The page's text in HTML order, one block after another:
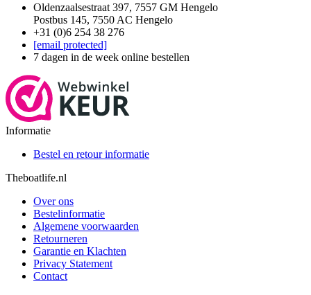
Oldenzaalsestraat 397, 7557 GM Hengelo
Postbus 145, 7550 AC Hengelo
+31 (0)6 254 38 276
[email protected]
7 dagen in de week online bestellen
Informatie
Bestel en retour informatie
Theboatlife.nl
Over ons
Bestelinformatie
Algemene voorwaarden
Retourneren
Garantie en Klachten
Privacy Statement
Contact